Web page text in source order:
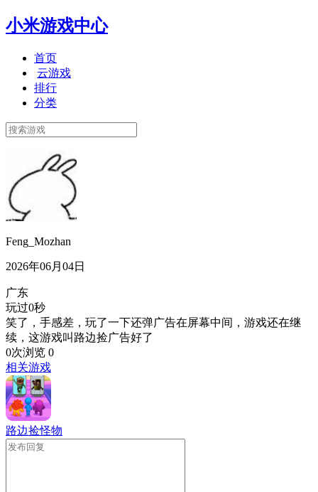
小米游戏中心
首页
云游戏
排行
分类
Feng_Mozhan
2026年06月04日
广东
玩过0秒
笑了，手感差，玩了一下还弹广告在屏幕中间，游戏还在继
续，这游戏叫路边捡广告好了
0次浏览 0
相关游戏
路边捡怪物